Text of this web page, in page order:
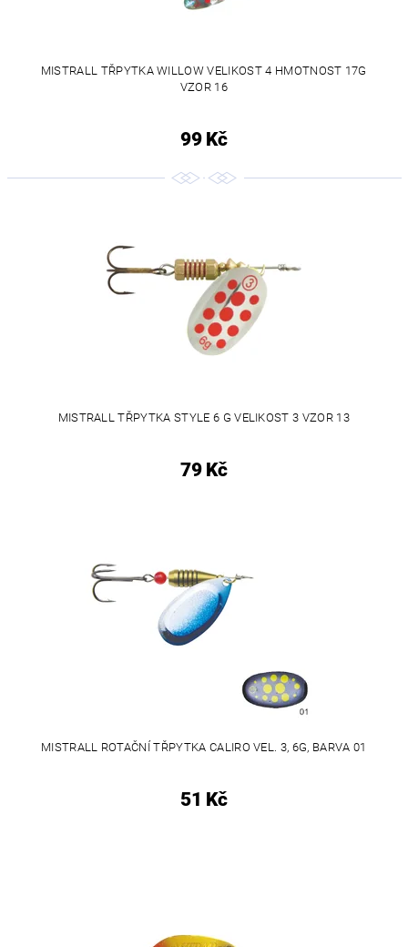
MISTRALL TŘPYTKA WILLOW VELIKOST 4 HMOTNOST 17G
VZOR 16
99 Kč
MISTRALL TŘPYTKA STYLE 6 G VELIKOST 3 VZOR 13
79 Kč
MISTRALL ROTAČNÍ TŘPYTKA CALIRO VEL. 3, 6G, BARVA 01
51 Kč